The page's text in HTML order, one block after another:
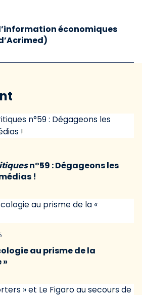
économiques
n°59 : Dégageons les
!
au prisme de la